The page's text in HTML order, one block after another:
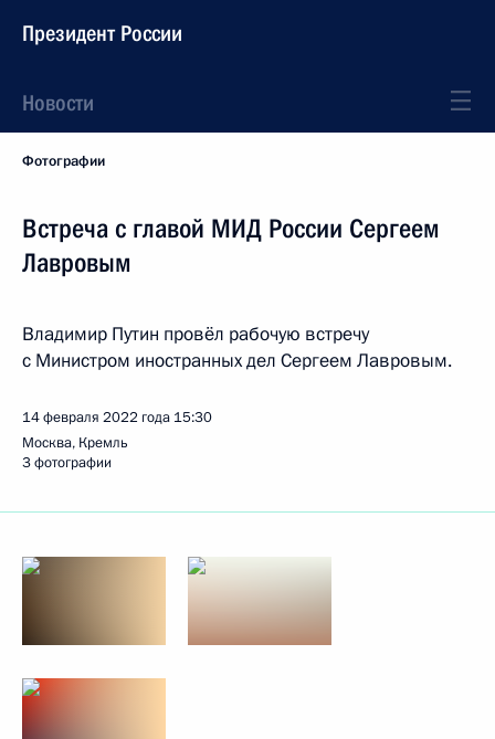
Президент России
Новости
Фотографии
Встреча с главой МИД России Сергеем
Лавровым
Владимир Путин провёл рабочую встречу
с Министром иностранных дел Сергеем Лавровым.
14 февраля 2022 года 15:30
Москва, Кремль
3 фотографии